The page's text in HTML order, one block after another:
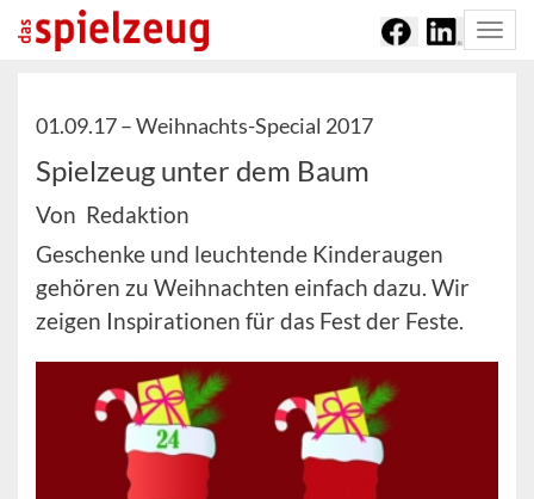
01.09.17 –Weihnachts-Special 2017
Spielzeug unter dem Baum
Von Redaktion
Geschenke und leuchtende Kinderaugen
gehören zu Weihnachten einfach dazu. Wir
zeigen Inspirationen für das Fest der Feste.